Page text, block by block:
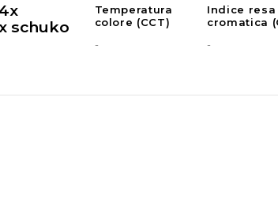
schuko
Temperatura
colore (CCT)
Indice resa
cromatica
-
-